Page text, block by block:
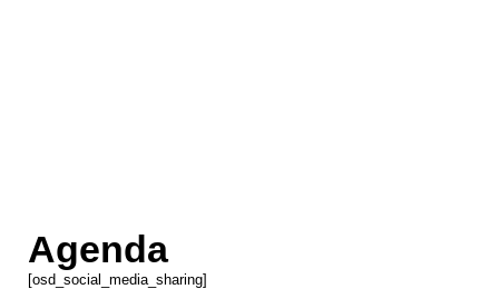
Agenda
[osd_social_media_sharing]